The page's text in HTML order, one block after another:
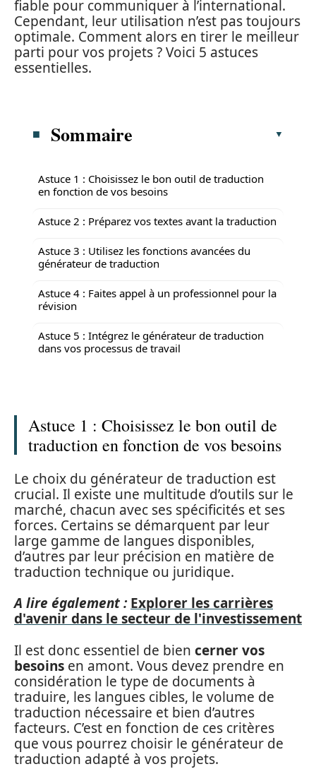
fiable pour communiquer à l’international.
Cependant, leur utilisation n’est pas toujours
optimale. Comment alors en tirer le meilleur
parti pour vos projets ? Voici 5 astuces
essentielles.
Sommaire
Astuce 1 : Choisissez le bon outil de traduction
en fonction de vos besoins
Astuce 2 : Préparez vos textes avant la traduction
Astuce 3 : Utilisez les fonctions avancées du
générateur de traduction
Astuce 4 : Faites appel à un professionnel pour la
révision
Astuce 5 : Intégrez le générateur de traduction
dans vos processus de travail
Astuce 1 : Choisissez le bon outil de
traduction en fonction de vos besoins
Le choix du générateur de traduction est
crucial. Il existe une multitude d’outils sur le
marché, chacun avec ses spécificités et ses
forces. Certains se démarquent par leur
large gamme de langues disponibles,
d’autres par leur précision en matière de
traduction technique ou juridique.
A lire également : Explorer les carrières
d'avenir dans le secteur de l'investissement
Il est donc essentiel de bien cerner vos
besoins en amont. Vous devez prendre en
considération le type de documents à
traduire, les langues cibles, le volume de
traduction nécessaire et bien d’autres
facteurs. C’est en fonction de ces critères
que vous pourrez choisir le générateur de
traduction adapté à vos projets.